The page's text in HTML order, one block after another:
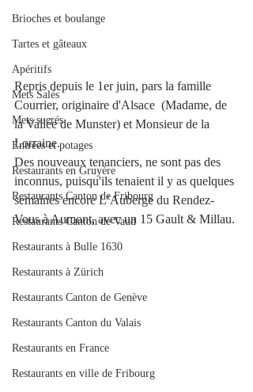
Brioches et boulange
Tartes et gâteaux
Apéritifs
Mets Salés
Mets sucrés
Entrées et potages
Restaurants en Gruyère
Restaurants Canton de Fribourg
Restaurants Canton de Vaud
Restaurants à Bulle 1630
Restaurants à Zürich
Restaurants Canton de Genève
Restaurants Canton du Valais
Restaurants en France
Restaurants en ville de Fribourg
Repris depuis le 1er juin, pars la famille
Courrier, originaire d'Alsace  (Madame, de
la Vallée de Munster) et Monsieur de la
Lorraine.
Des nouveaux tenanciers, ne sont pas des
inconnus, puisqu'ils tenaient il y as quelques
semaines encore L’Auberge du Rendez-
Vous à Aumont, avec un 15 Gault & Millau.